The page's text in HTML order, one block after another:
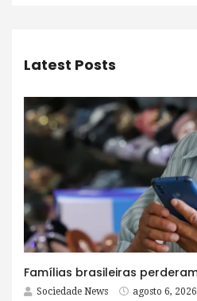
Latest Posts
Sociedade News agosto 6, 2026